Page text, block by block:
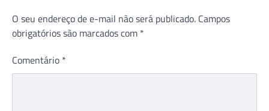
O seu endereço de e-mail não será publicado. Campos
obrigatórios são marcados com *
Comentário *